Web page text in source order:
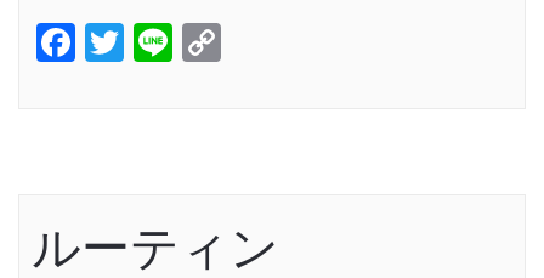
Facebook
Twitter
Line
ルーティン